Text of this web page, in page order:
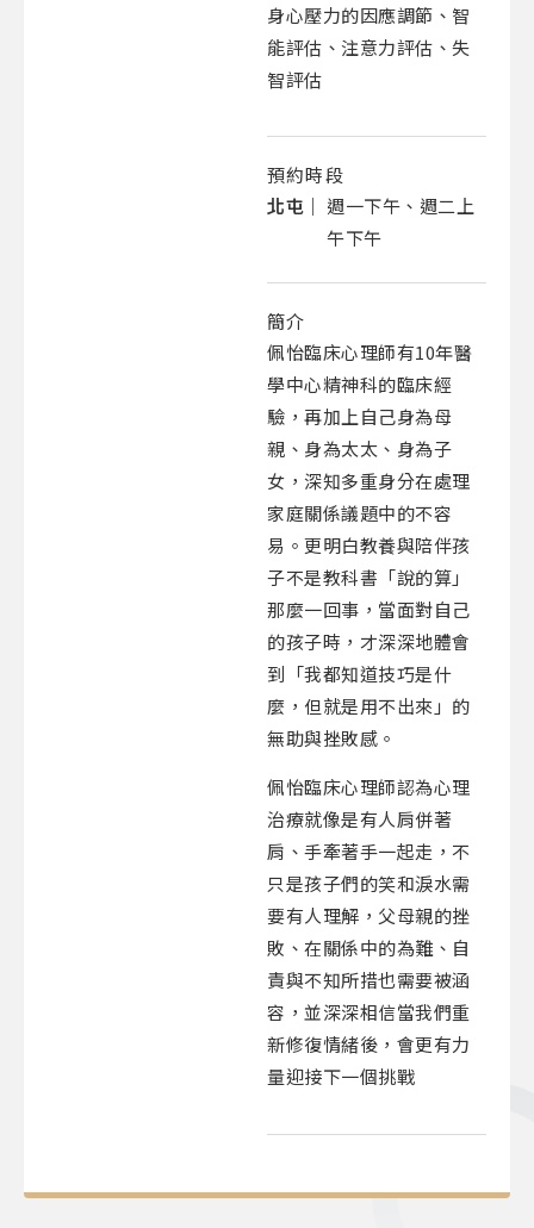
身心壓力的因應調節、智
能評估、注意力評估、失
智評估
預約時段
北屯｜ 週一下午、週二上
午下午
簡介
佩怡臨床心理師有10年醫
學中心精神科的臨床經
驗，再加上自己身為母
親、身為太太、身為子
女，深知多重身分在處理
家庭關係議題中的不容
易。更明白教養與陪伴孩
子不是教科書「說的算」
那麼一回事，當面對自己
的孩子時，才深深地體會
到「我都知道技巧是什
麼，但就是用不出來」的
無助與挫敗感。
佩怡臨床心理師認為心理
治療就像是有人肩併著
肩、手牽著手一起走，不
只是孩子們的笑和淚水需
要有人理解，父母親的挫
敗、在關係中的為難、自
責與不知所措也需要被涵
容，並深深相信當我們重
新修復情緒後，會更有力
量迎接下一個挑戰